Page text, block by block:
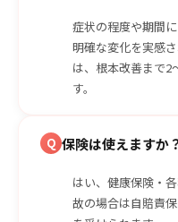
症状の程度や期間
明確な変化を実感
は、根本改善まで2
す。
Q 保険は使えますか
はい、健康保険・
故の場合は自賠責